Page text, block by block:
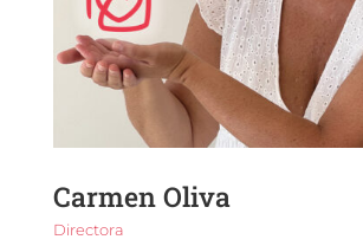
Carmen Oliva
Directora